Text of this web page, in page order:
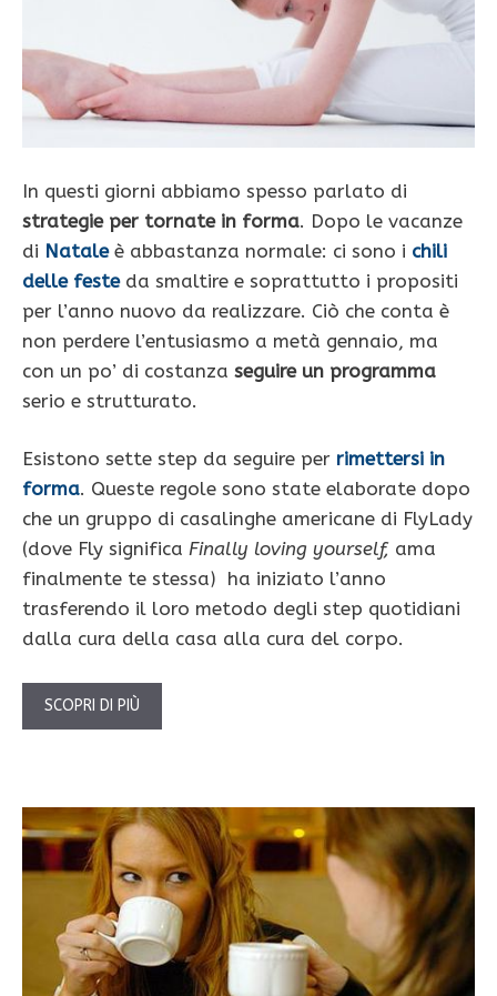
In questi giorni abbiamo spesso parlato di
strategie per tornate in forma. Dopo le vacanze
di Natale è abbastanza normale: ci sono i chili
delle feste da smaltire e soprattutto i propositi
per l’anno nuovo da realizzare. Ciò che conta è
non perdere l’entusiasmo a metà gennaio, ma
con un po’ di costanza seguire un programma
serio e strutturato.
Esistono sette step da seguire per rimettersi in
forma. Queste regole sono state elaborate dopo
che un gruppo di casalinghe americane di FlyLady
(dove Fly significa Finally loving yourself, ama
finalmente te stessa) ha iniziato l’anno
trasferendo il loro metodo degli step quotidiani
dalla cura della casa alla cura del corpo.
SCOPRI DI PIÙ